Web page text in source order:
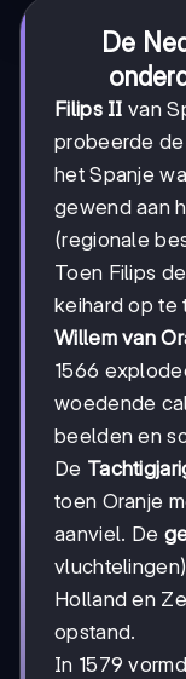
De
Filips II van
probeerde
het Spanje
gewend aan
(regionale
Toen Filips de
keihard op te
Willem van
1566
woedende
beelden en
De
toen Oranje
aanviel. De
Holland en
opstand.
In 1579